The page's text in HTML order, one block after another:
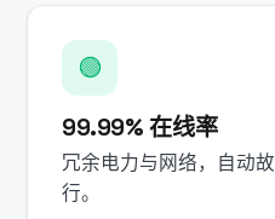
🟢
99.99% 在线率
冗余电力与网络，自动
行。